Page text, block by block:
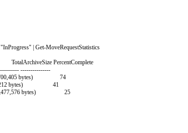
"InProgress" Get-MoveRequestStatistics
TotalArchiveSize PercentComplete
-------- ---------------
,405 bytes)
74
bytes)
41
477,576 bytes) 25